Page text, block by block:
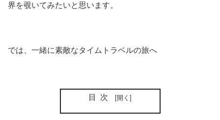
界を覗いてみたいと思います。
では、一緒に素敵なタイムトラベルの旅へ
目次